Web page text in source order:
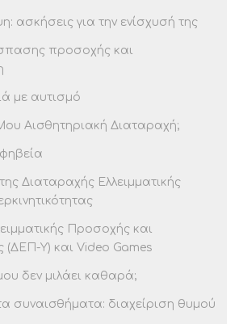
ασκήσεις για την ενίσχυσή της
προσοχής και
με αυτισμό
Αισθητηριακή Διαταραχή;
Διαταραχής Ελλειμματικής
Προσοχής και
(ΔΕΠ-Υ) και Video Games
μου δεν μιλάει καθαρά;
συναισθήματα: διαχείριση θυμού